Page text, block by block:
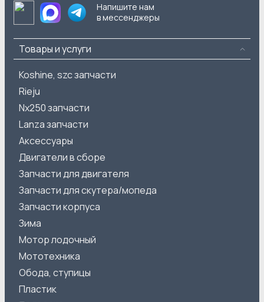
Напишите нам
в мессенджеры
Товары и услуги
Koshine, szc запчасти
Rieju
Nx250 запчасти
Lanza запчасти
Аксессуары
Двигатели в сборе
Запчасти для двигателя
Запчасти для скутера/мопеда
Запчасти корпуса
Зима
Мотор лодочный
Мототехника
Обода, ступицы
Пластик